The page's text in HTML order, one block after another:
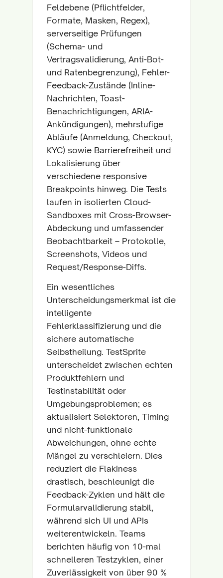
Feldebene (Pflichtfelder,
Formate, Masken, Regex),
serverseitige Prüfungen
(Schema- und
Vertragsvalidierung, Anti-Bot-
und Ratenbegrenzung), Fehler-
Feedback-Zustände (Inline-
Nachrichten, Toast-
Benachrichtigungen, ARIA-
Ankündigungen), mehrstufige
Abläufe (Anmeldung, Checkout,
KYC) sowie Barrierefreiheit und
Lokalisierung über
verschiedene responsive
Breakpoints hinweg. Die Tests
laufen in isolierten Cloud-
Sandboxes mit Cross-Browser-
Abdeckung und umfassender
Beobachtbarkeit – Protokolle,
Screenshots, Videos und
Request/Response-Diffs.
Ein wesentliches
Unterscheidungsmerkmal ist die
intelligente
Fehlerklassifizierung und die
sichere automatische
Selbstheilung. TestSprite
unterscheidet zwischen echten
Produktfehlern und
Testinstabilität oder
Umgebungsproblemen; es
aktualisiert Selektoren, Timing
und nicht-funktionale
Abweichungen, ohne echte
Mängel zu verschleiern. Dies
reduziert die Flakiness
drastisch, beschleunigt die
Feedback-Zyklen und hält die
Formularvalidierung stabil,
während sich UI und APIs
weiterentwickeln. Teams
berichten häufig von 10-mal
schnelleren Testzyklen, einer
Zuverlässigkeit von über 90 %